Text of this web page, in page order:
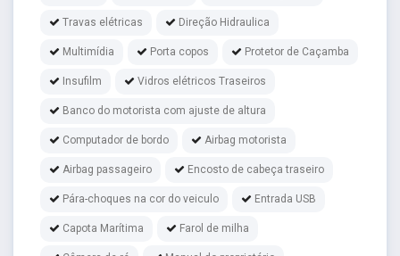
Travas elétricas Direção Hidraulica
Multimídia Porta copos Protetor de Caçamba
Insufilm Vidros elétricos Traseiros
Banco do motorista com ajuste de altura
Computador de bordo Airbag motorista
Airbag passageiro Encosto de cabeça traseiro
Pára-choques na cor do veiculo Entrada USB
Capota Marítima Farol de milha